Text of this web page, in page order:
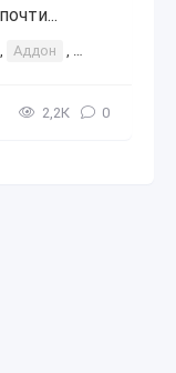
, Аддон , энгри
2,2К 0